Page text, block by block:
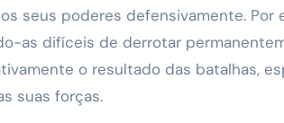
seus poderes defensivamente. Por
as difíceis de derrotar
o resultado das batalhas,
suas forças.